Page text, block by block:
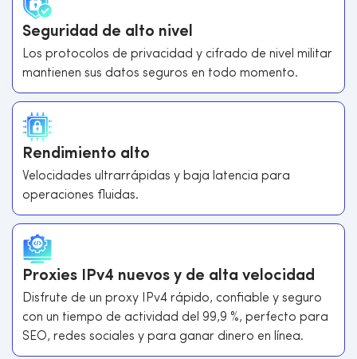
Seguridad de alto nivel
Los protocolos de privacidad y cifrado de nivel militar
mantienen sus datos seguros en todo momento.
Rendimiento alto
Velocidades ultrarrápidas y baja latencia para
operaciones fluidas.
Proxies IPv4 nuevos y de alta velocidad
Disfrute de un proxy IPv4 rápido, confiable y seguro
con un tiempo de actividad del 99,9 %, perfecto para
SEO, redes sociales y para ganar dinero en línea.